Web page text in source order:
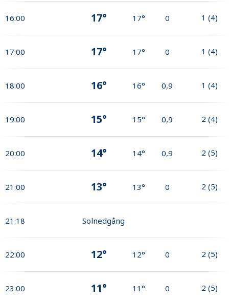
16:00 17° 17° 0 1 (4)
17:00 17° 17° 0 1 (4)
18:00 16° 16° 0,9 1 (4)
19:00 15° 15° 0,9 2 (4)
20:00 14° 14° 0,9 2 (5)
21:00 13° 13° 0 2 (5)
21:18 Solnedgång
22:00 12° 12° 0 2 (5)
23:00 11° 11° 0 2 (5)